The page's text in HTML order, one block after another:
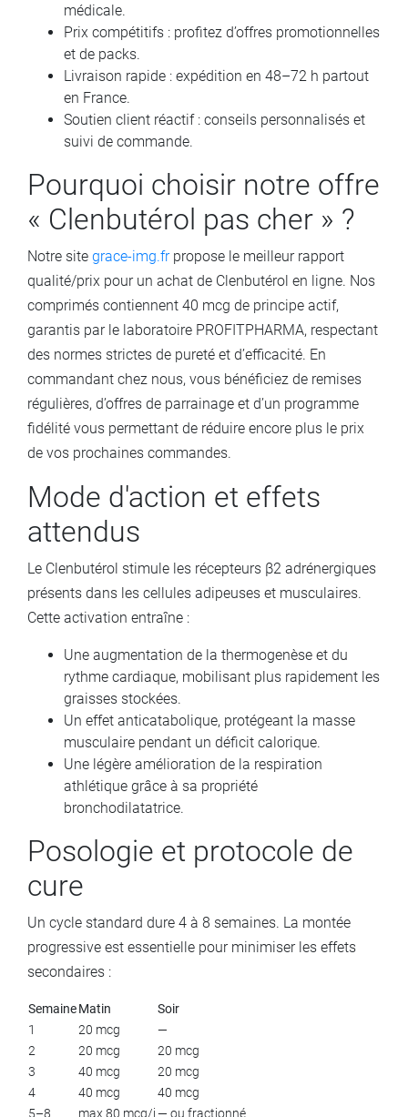
médicale.
Prix compétitifs : profitez d’offres promotionnelles
et de packs.
Livraison rapide : expédition en 48–72 h partout
en France.
Soutien client réactif : conseils personnalisés et
suivi de commande.
Pourquoi choisir notre offre
« Clenbutérol pas cher » ?
Notre site grace-img.frpropose le meilleur rapport
qualité/prix pour un achat de Clenbutérol en ligne. Nos
comprimés contiennent 40 mcg de principe actif,
garantis par le laboratoire PROFITPHARMA, respectant
des normes strictes de pureté et d’efficacité. En
commandant chez nous, vous bénéficiez de remises
régulières, d’offres de parrainage et d’un programme
fidélité vous permettant de réduire encore plus le prix
de vos prochaines commandes.
Mode d'action et effets
attendus
Le Clenbutérol stimule les récepteurs β2 adrénergiques
présents dans les cellules adipeuses et musculaires.
Cette activation entraîne :
Une augmentation de la thermogenèse et du
rythme cardiaque, mobilisant plus rapidement les
graisses stockées.
Un effet anticatabolique, protégeant la masse
musculaire pendant un déficit calorique.
Une légère amélioration de la respiration
athlétique grâce à sa propriété
bronchodilatatrice.
Posologie et protocole de
cure
Un cycle standard dure 4 à 8 semaines. La montée
progressive est essentielle pour minimiser les effets
secondaires :
SemaineMatin
Soir
1
20 mcg
—
2
20 mcg
20 mcg
3
40 mcg
20 mcg
4
40 mcg
40 mcg
5–8
max 80 mcg/j— ou fractionné